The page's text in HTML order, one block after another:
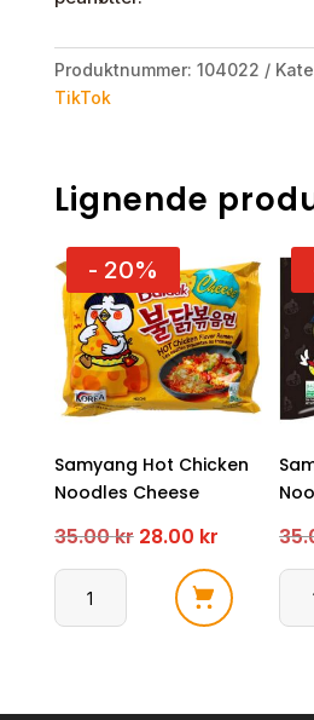
Produktnummer: 104022
TikTok
Lignende
- 20%
Samyang Hot Chicken
Noodles Cheese
35.00kr Opprinnelig
28.00 kr
pris
er:
Samyang